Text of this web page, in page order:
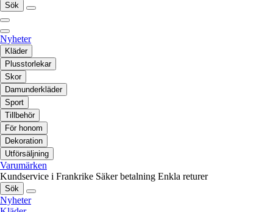
Sök
Nyheter
Kläder
Plusstorlekar
Skor
Damunderkläder
Sport
Tillbehör
För honom
Dekoration
Utförsäljning
Varumärken
Kundservice i Frankrike Säker betalning Enkla returer
Sök
Nyheter